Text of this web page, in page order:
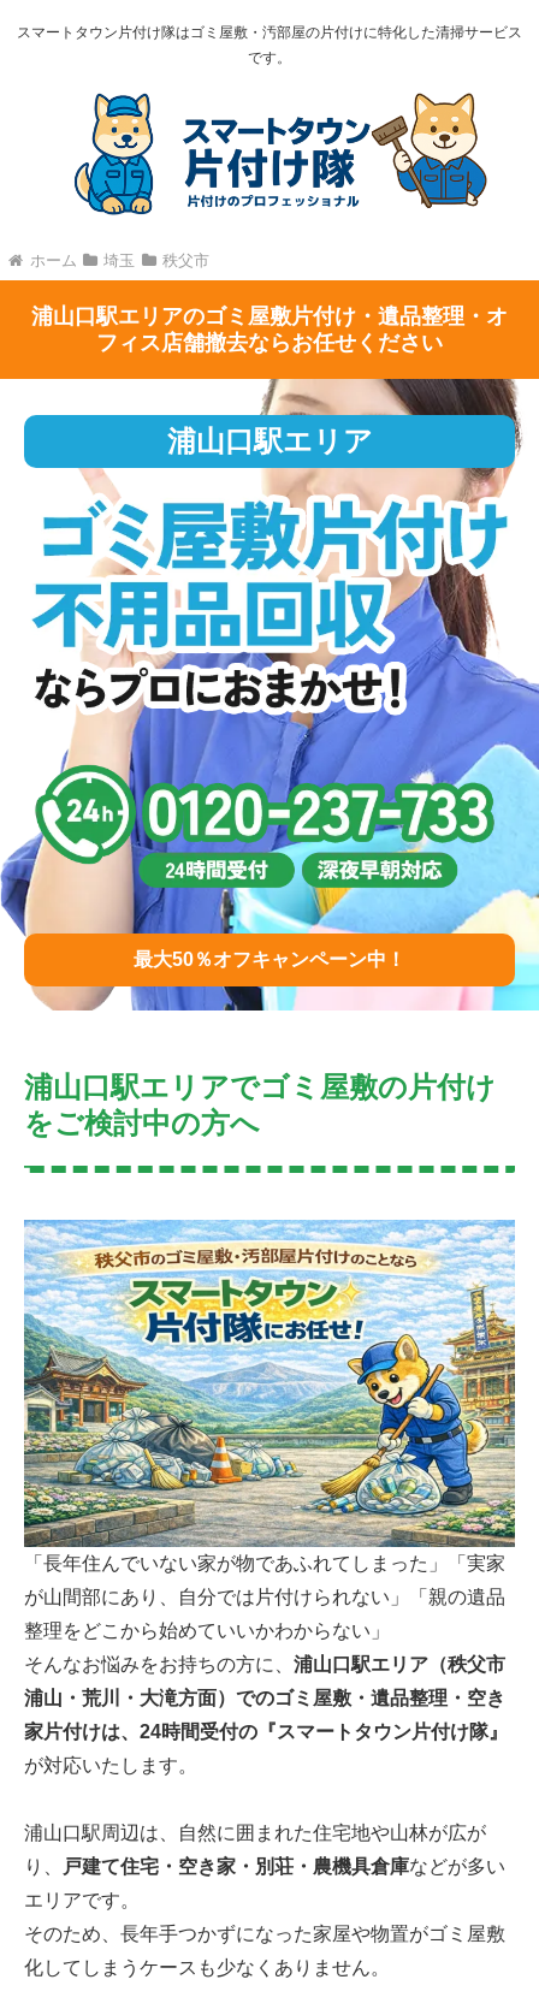
スマートタウン片付け隊はゴミ屋敷・汚部屋の片付けに特化した清掃サービス
です。
ホーム 埼玉 秩父市
浦山口駅エリアのゴミ屋敷片付け・遺品整理・オ
フィス店舗撤去ならお任せください
浦山口駅エリア
最大50％オフキャンペーン中！
浦山口駅エリアでゴミ屋敷の片付け
をご検討中の方へ
「長年住んでいない家が物であふれてしまった」「実家
が山間部にあり、自分では片付けられない」「親の遺品
整理をどこから始めていいかわからない」
そんなお悩みをお持ちの方に、 浦山口駅エリア（秩父市
浦山・荒川・大滝方面）でのゴミ屋敷・遺品整理・空き
家片付けは、24時間受付の『スマートタウン片付け隊』
が対応いたします。
浦山口駅周辺は、自然に囲まれた住宅地や山林が広が
り、
戸建て住宅・空き家・別荘・農機具倉庫などが多い
エリアです。
そのため、長年手つかずになった家屋や物置がゴミ屋敷
化してしまうケースも少なくありません。